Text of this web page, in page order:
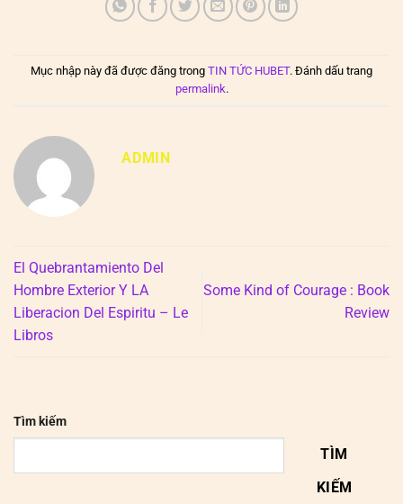
Mục nhập này đã được đăng trong TIN TỨC HUBET. Đánh dấu trang
permalink.
ADMIN
El Quebrantamiento Del
Hombre Exterior Y LA
Liberacion Del Espiritu – Le
Libros
Some Kind of Courage : Book
Review
Tìm kiếm
TÌM
KIẾM